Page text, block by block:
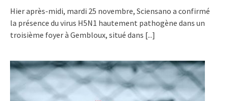
Hier après-midi, mardi 25 novembre, Sciensano a confirmé
la présence du virus H5N1 hautement pathogène dans un
troisième foyer à Gembloux, situé dans [...]